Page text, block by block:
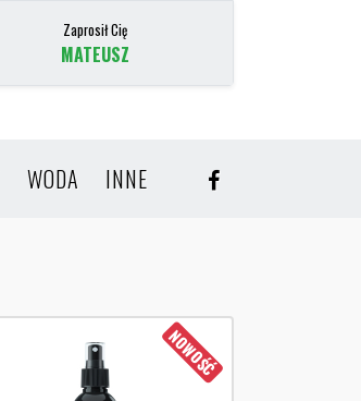
Zaprosił Cię
MATEUSZ
WODA INNE
NOWOŚĆ